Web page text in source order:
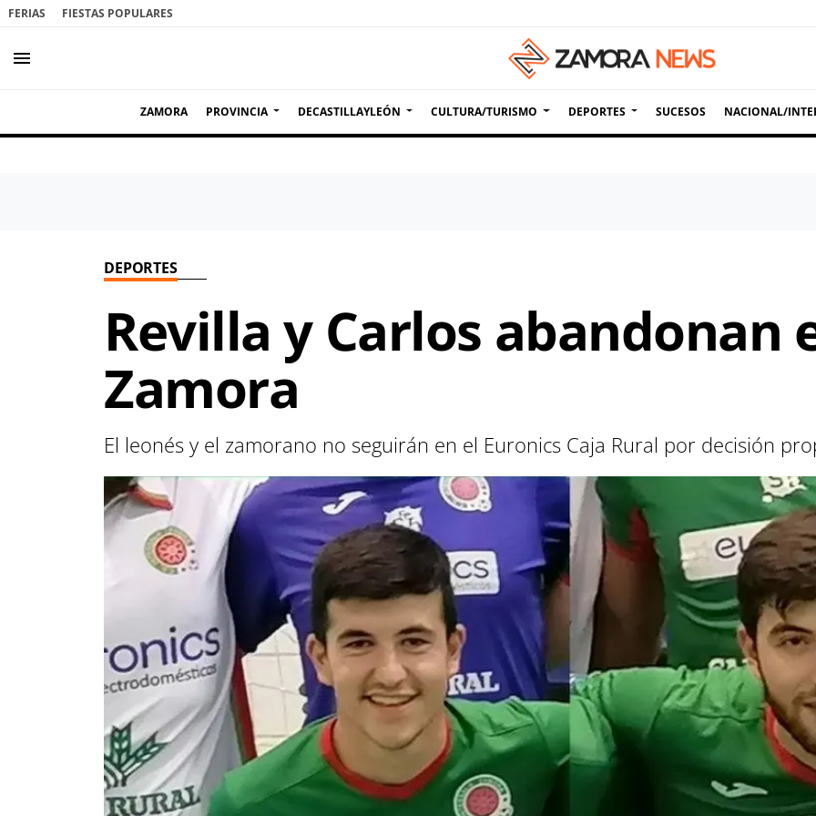
FERIAS FIESTAS POPULARES
menu
ZAMORA PROVINCIA DECASTILLAYLEÓN CULTURA/TURISMO DEPORTES SUCESOS NACIONAL/
DEPORTES
Revilla y Carlos abandonan
Zamora
El leonés y el zamorano no seguirán en el Euronics Caja Rural por decisión